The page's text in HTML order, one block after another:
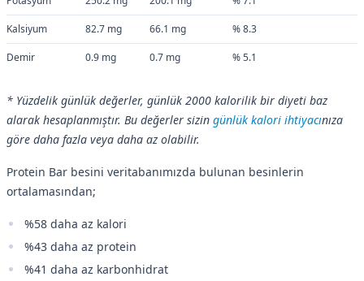
Kalsiyum 82.7 mg 66.1 mg % 8.3
Demir 0.9 mg 0.7 mg % 5.1
* Yüzdelik günlük değerler, günlük 2000 kalorilik bir diyeti baz
alarak hesaplanmıştır. Bu değerler sizin günlük kalori ihtiyacınıza
göre daha fazla veya daha az olabilir.
Protein Bar besini veritabanımızda bulunan besinlerin
ortalamasından;
%58 daha az kalori
%43 daha az protein
%41 daha az karbonhidrat